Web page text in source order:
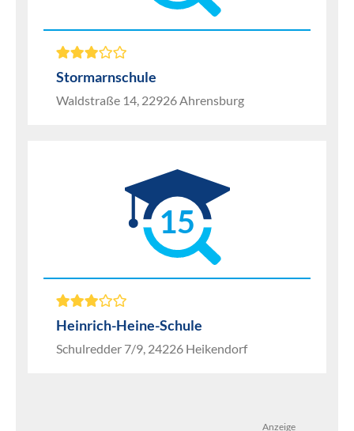
Stormarnschule
Waldstraße 14, 22926 Ahrensburg
15
Heinrich-Heine-Schule
Schulredder 7/9, 24226 Heikendorf
Anzeige